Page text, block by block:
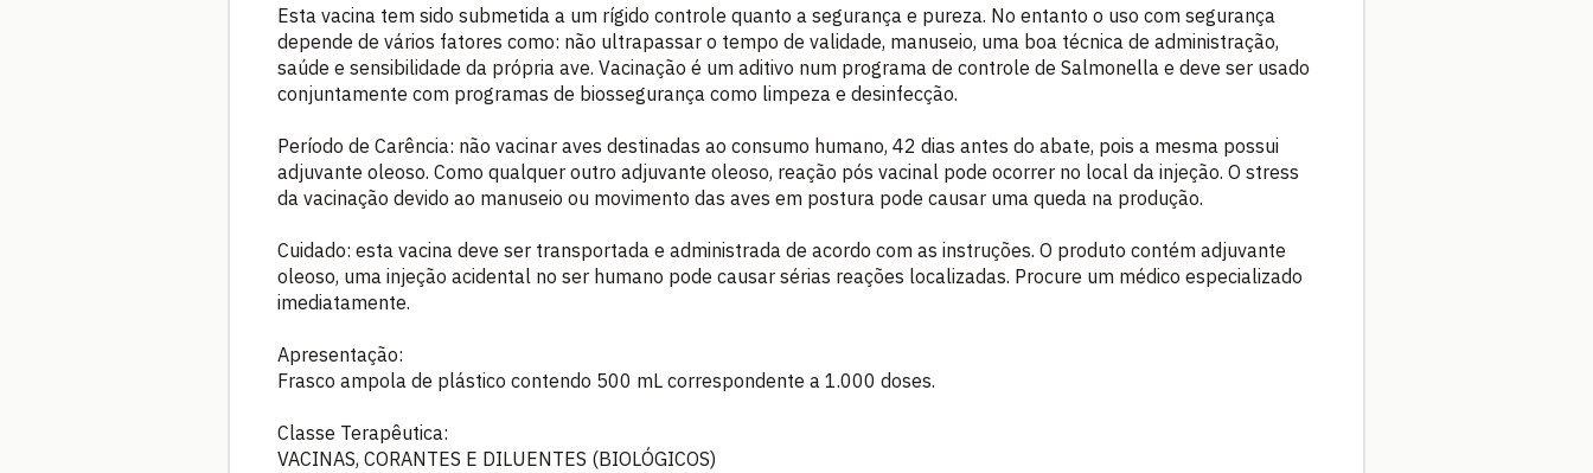
Esta vacina tem sido submetida a um rígido controle quanto a segurança e pureza. No entanto o uso com segurança
depende de vários fatores como: não ultrapassar o tempo de validade, manuseio, uma boa técnica de administração,
saúde e sensibilidade da própria ave. Vacinação é um aditivo num programa de controle de Salmonella e deve ser usado
conjuntamente com programas de biossegurança como limpeza e desinfecção.
Período de Carência: não vacinar aves destinadas ao consumo humano, 42 dias antes do abate, pois a mesma possui
adjuvante oleoso. Como qualquer outro adjuvante oleoso, reação pós vacinal pode ocorrer no local da injeção. O stress
da vacinação devido ao manuseio ou movimento das aves em postura pode causar uma queda na produção.
Cuidado: esta vacina deve ser transportada e administrada de acordo com as instruções. O produto contém adjuvante
oleoso, uma injeção acidental no ser humano pode causar sérias reações localizadas. Procure um médico especializado
imediatamente.
Apresentação:
Frasco ampola de plástico contendo 500 mL correspondente a 1.000 doses.
Classe Terapêutica:
VACINAS, CORANTES E DILUENTES (BIOLÓGICOS)